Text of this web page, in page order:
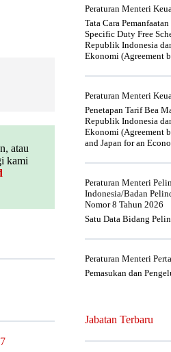
atau
kami
Peraturan Menteri
Tata Cara
Specific Duty Free
Republik Indonesia
Ekonomi (Agreement
Peraturan Menteri
Penetapan Tarif Bea
Republik Indonesia
Ekonomi (Agreement
and Japan for an
Peraturan Menteri
Indonesia/Badan
Nomor 8 Tahun 2026
Satu Data Bidang
Peraturan Menteri
Pemasukan dan
Jabatan Terbaru